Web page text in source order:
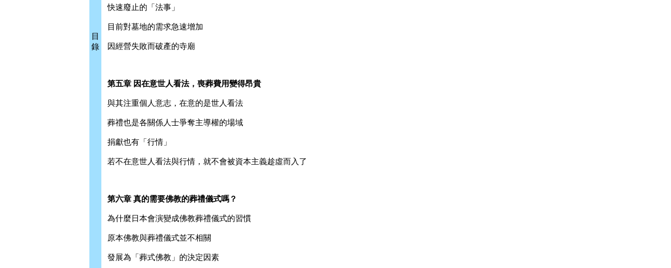
目
錄
快速廢止的「法事」
目前對墓地的需求急速增加
因經營失敗而破產的寺廟
第五章 因在意世人看法，喪葬費用變得昂貴
與其注重個人意志，在意的是世人看法
葬禮也是各關係人士爭奪主導權的場域
捐獻也有「行情」
若不在意世人看法與行情，就不會被資本主義趁虛而入了
第六章 真的需要佛教的葬禮儀式嗎？
為什麼日本會演變成佛教葬禮儀式的習慣
原本佛教與葬禮儀式並不相關
發展為「葬式佛教」的決定因素